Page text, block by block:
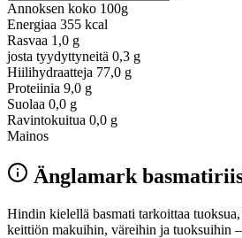
Annoksen koko 100g
Energiaa 355 kcal
Rasvaa 1,0 g
josta tyydyttyneitä 0,3 g
Hiilihydraatteja 77,0 g
Proteiinia 9,0 g
Suolaa 0,0 g
Ravintokuitua 0,0 g
Mainos
Änglamark
Hindin kielellä basmati tarkoittaa
keittiön makuihin, väreihin ja tuoksuihin